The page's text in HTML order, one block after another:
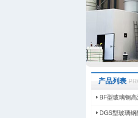
产品列表
BF型玻璃钢
DGS型玻璃